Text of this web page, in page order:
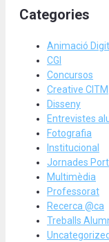
Categories
Animació
CGI
Concursos
Creative CITM
Disseny
Entrevistes
Fotografia
Institucional
Jornades
Multimèdia
Professorat
Recerca @ca
Treballs